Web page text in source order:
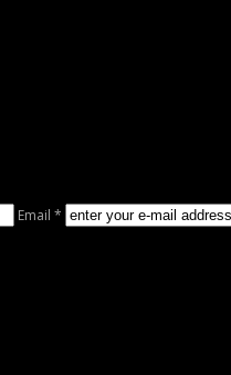
Email *